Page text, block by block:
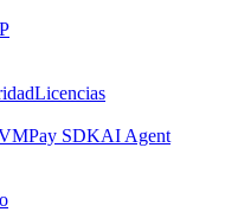
Licencias
Pay SDKAI Agent